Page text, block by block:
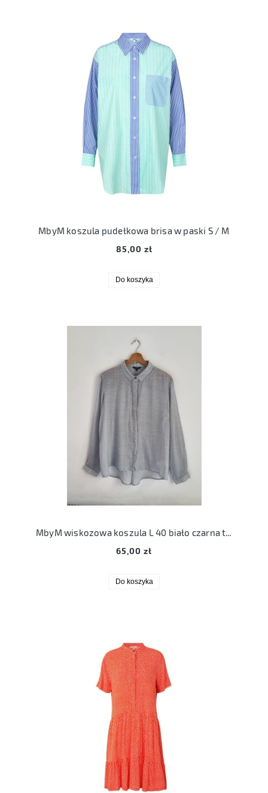
MbyM koszula pudełkowa brisa w paski S / M
85,00 zł
Do koszyka
MbyM wiskozowa koszula L 40 biało czarna transparentna
65,00 zł
Do koszyka